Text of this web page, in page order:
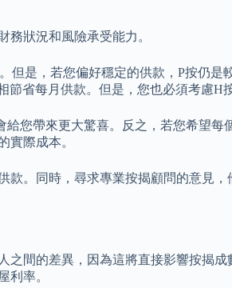
狀況和風險承受能力。
是，若您偏好穩定的供款，P按仍
省每月供款。但是，您也必須考慮H
您帶來更大驚喜。反之，若您希望
實際成本。
。同時，尋求專業按揭顧問的意見
間的差異，因為這將直接影響按揭
利率。